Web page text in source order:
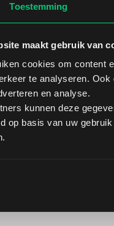
Toestemming
maakt gebruik van
cookies om content
te analyseren.
en analyse.
kunnen deze
op basis van uw
en een lage spread.
waarmee u direct
long te gaan, of
stap in
serieus neemt.
het aandeel
daalt, kunnen de
uw
maakt als broker